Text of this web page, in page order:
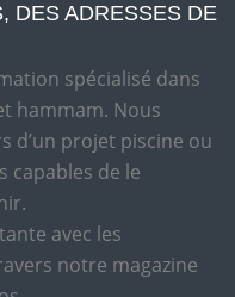
DES ADRESSES DE
spécialisé dans
hammam. Nous
d’un projet piscine ou
capables de le
avec les
notre magazine